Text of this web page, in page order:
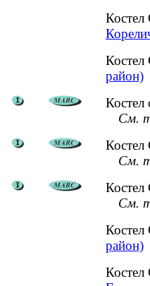
Костел
район)
Костел
См.
Костел
См.
Костел
См.
район)